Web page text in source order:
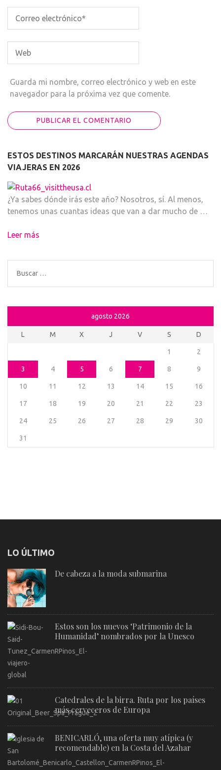
Guarda mi nombre, correo electrónico y web en este
navegador para la próxima vez que comente.
ESTOS DESTINOS MARCARÁN NUESTRAS AGENDAS
VIAJERAS EN 2026
¿Ya sabes dónde irás este año? Nosotros, sí. Al menos,
tenemos unas cuantas ideas que van a dar mucho de …
Leer más
Buscar:
agosto 2026
L M X J V S D
1 2
3 4 5 6 7 8 9
10 11 12 13 14 15 16
17 18 19 20 21 22 23
24 25 26 27 28 29 30
31
LO ÚLTIMO
De cabeza a la moda submarina
Estos son los nuevos ‘Patrimonio de la
Humanidad’ nombrados por la Unesco
Catedrales de la birra. Ruta por los países
más cerveceros de Europa
BENICARLÓ, una oferta muy atípica (y
recomendable) en la Costa del Azahar